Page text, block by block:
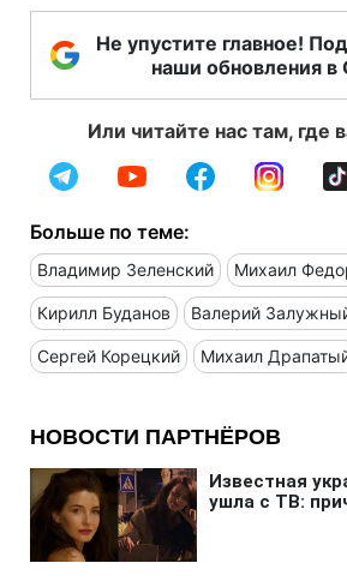
Не упустите главное!
наши обновления в
Или читайте нас там, где
Больше по теме:
Владимир Зеленский Михаил
Кирилл Буданов Валерий
Сергей Корецкий Михаил